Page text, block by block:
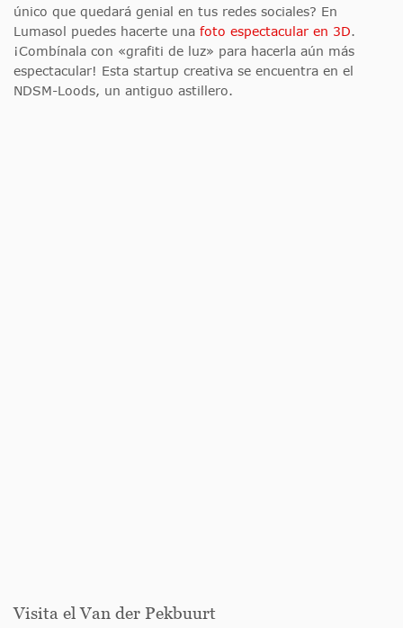
único que quedará genial en tus redes sociales? En
Lumasol puedes hacerte una foto espectacular en 3D.
¡Combínala con «grafiti de luz» para hacerla aún más
espectacular! Esta startup creativa se encuentra en el
NDSM-Loods, un antiguo astillero.
Visita el Van der Pekbuurt